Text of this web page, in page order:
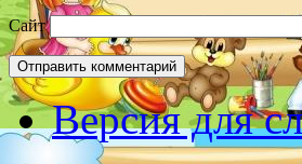
Сайт
Версия для